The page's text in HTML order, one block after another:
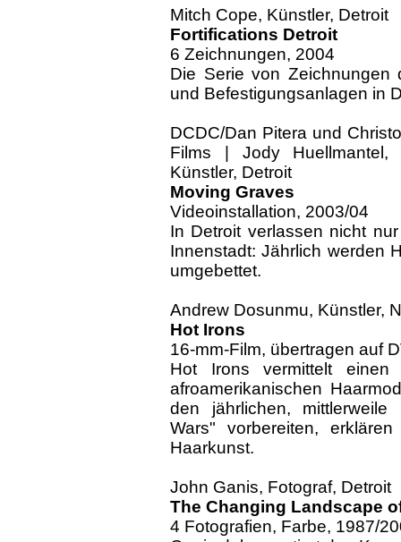
Mitch Cope, Künstler, Detroit
Fortifications Detroit
6 Zeichnungen, 2004
Die Serie von Zeichnungen
und Befestigungsanlagen in
DCDC/Dan Pitera und
Films | Jody Huellmantel,
Künstler, Detroit
Moving Graves
Videoinstallation, 2003/04
In Detroit verlassen nicht
Innenstadt: Jährlich werden
umgebettet.
Andrew Dosunmu, Künstler,
Hot Irons
16-mm-Film, übertragen auf
Hot Irons vermittelt
afroamerikanischen
den jährlichen, mittlerweile
Wars" vorbereiten,
Haarkunst.
John Ganis, Fotograf, Detroit
The Changing Landscape
4 Fotografien, Farbe, 1987/